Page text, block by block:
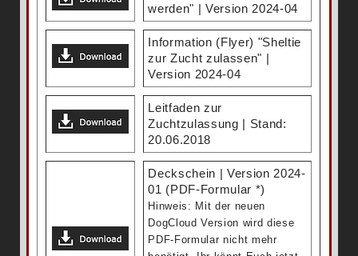
werden" | Version 2024-04
Information (Flyer) "Sheltie
zur Zucht zulassen" |
Version 2024-04
Leitfaden zur
Zuchtzulassung | Stand:
20.06.2018
Deckschein | Version 2024-
01 (PDF-Formular *)
Hinweis: Mit der neuen
DogCloud Version wird diese
PDF-Formular nicht mehr